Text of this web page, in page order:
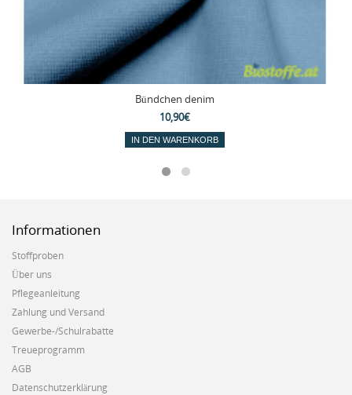
Bündchen denim
10,90€
IN DEN WARENKORB
Informationen
Stoffproben
Über uns
Pflegeanleitung
Zahlung und Versand
Gewerbe-/Schulrabatte
Treueprogramm
AGB
Datenschutzerklärung